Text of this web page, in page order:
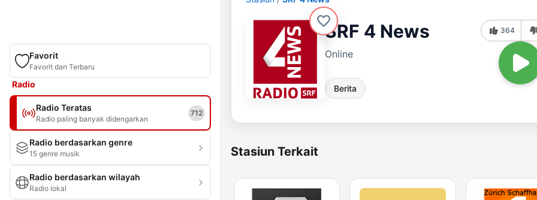
Favorit
Favorit dan Terbaru
Radio
Radio Teratas
Radio paling banyak didengarkan
712
Radio berdasarkan genre
15 genre musik
Radio berdasarkan wilayah
Radio lokal
SRF 4 News
Online
Berita
364
Stasiun Terkait